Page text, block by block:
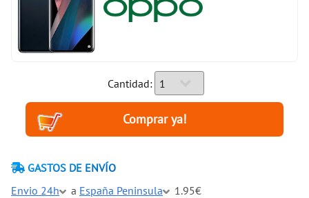
Cantidad:
GASTOS DE ENVÍO
Envio 24h
a España Peninsula 1.95€